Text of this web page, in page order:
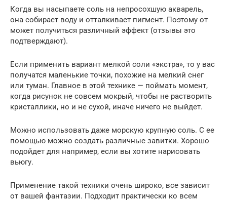
Когда вы насыпаете соль на непросохшую акварель,
она собирает воду и отталкивает пигмент. Поэтому от
может получиться различный эффект (отзывы это
подтверждают).
Если применить вариант мелкой соли «экстра», то у вас
получатся маленькие точки, похожие на мелкий снег
или туман. Главное в этой технике — поймать момент,
когда рисунок не совсем мокрый, чтобы не растворить
кристаллики, но и не сухой, иначе ничего не выйдет.
Можно использовать даже морскую крупную соль. С ее
помощью можно создать различные завитки. Хорошо
подойдет для например, если вы хотите нарисовать
вьюгу.
Применение такой техники очень широко, все зависит
от вашей фантазии. Подходит практически ко всем